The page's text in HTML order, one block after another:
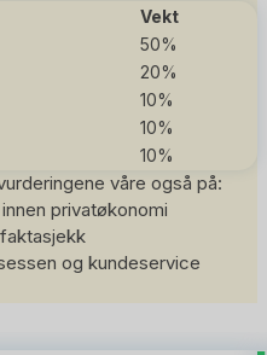
Vekt
50%
20%
10%
10%
10%
våre også på:
privatøkonomi
og kundeservice